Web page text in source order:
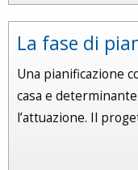
La fase di
Una pianificazione
casa e
l’attuazione. Il